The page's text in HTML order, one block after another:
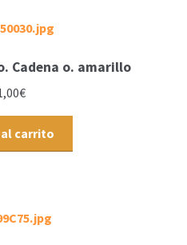
Cadena o. amarillo
€
carrito